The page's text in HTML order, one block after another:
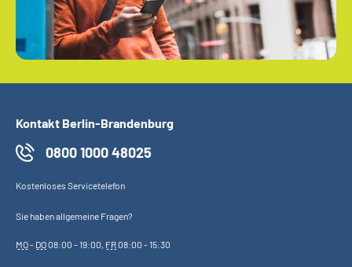
Kontakt Berlin-Brandenburg
0800 1000 48025
Kostenloses Servicetelefon
Sie haben allgemeine Fragen?
MO- DO08:00 - 19:00, FR08:00 - 15:30